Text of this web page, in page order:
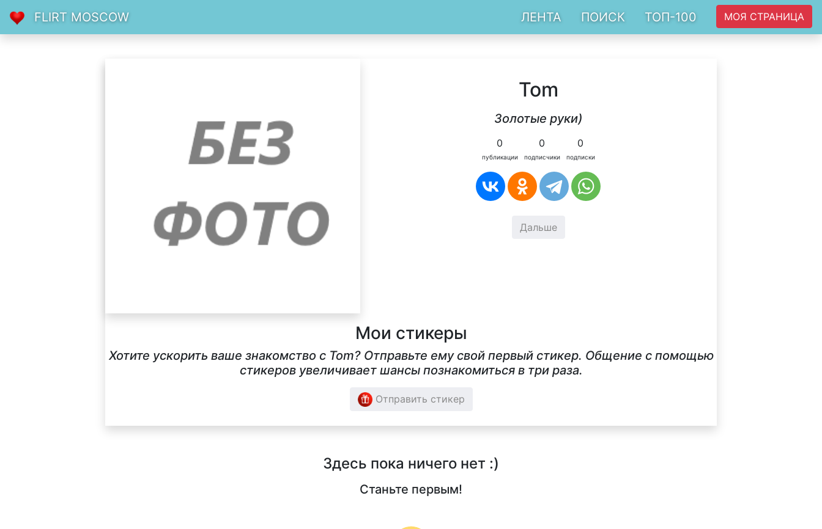
FLIRT MOSCOW ЛЕНТА ПОИСК ТОП-100 МОЯ СТРАНИЦА
Tom
Золотые руки)
0
публикации
0
подписчики
0
подписки
Дальше
Мои стикеры
Хотите ускорить ваше знакомство с Tom? Отправьте ему свой первый стикер. Общение с помощью
стикеров увеличивает шансы познакомиться в три раза.
Отправить стикер
Здесь пока ничего нет :)
Станьте первым!